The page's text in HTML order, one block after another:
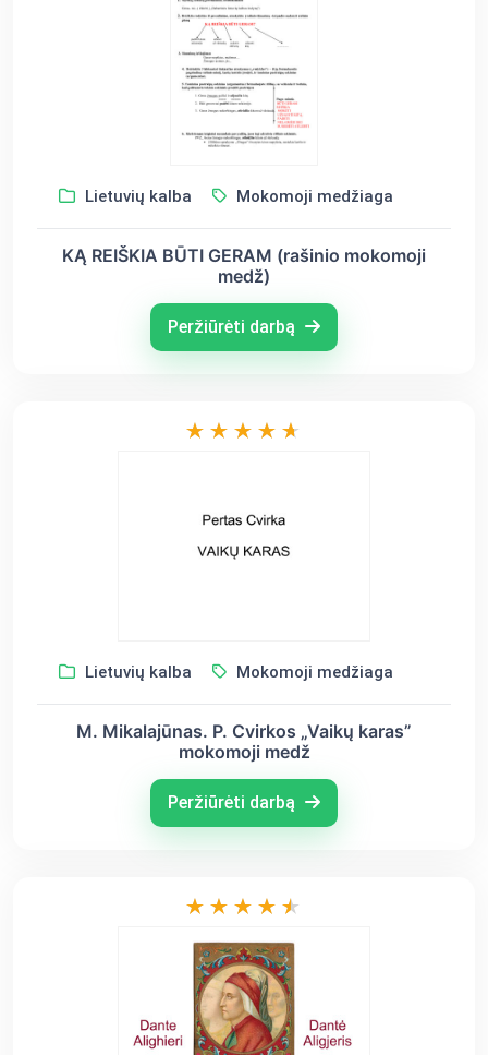
Lietuvių kalba Mokomoji medžiaga
KĄ REIŠKIA BŪTI GERAM (rašinio mokomoji
medž)
Peržiūrėti darbą
Lietuvių kalba Mokomoji medžiaga
M. Mikalajūnas. P. Cvirkos „Vaikų karas”
mokomoji medž
Peržiūrėti darbą